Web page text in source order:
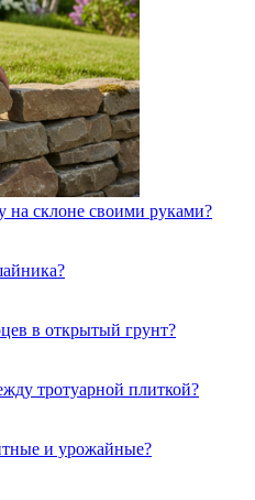
на склоне своими руками?
в открытый грунт?
тротуарной плиткой?
и урожайные?